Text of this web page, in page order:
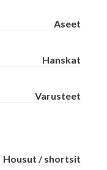
Aseet
Hanskat
Varusteet
Housut / shortsit